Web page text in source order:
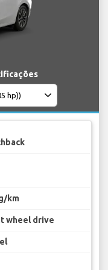
km
wheel drive